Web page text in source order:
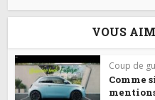
VOUS
Coup de
Comme